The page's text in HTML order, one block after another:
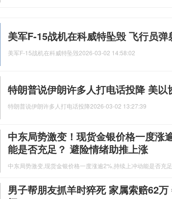
美军F-15战机在科威特坠毁 飞行员弹
美军F-15战机在科威特坠毁2026-03-02 14:58:02
特朗普说伊朗许多人打电话投降 美以
特朗普说伊朗许多人打电话投降2026-03-02 13:27:39
中东局势激变！现货金银价格一度涨
能是否充足？ 避险情绪助推上涨
中东局势激变,现货金银价格一度涨逾2%,持续上冲动能是否充足
男子帮朋友抓羊时猝死 家属索赔62